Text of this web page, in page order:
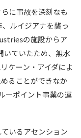
に事故を深刻なも
ルイジアナを襲っ
の施設からア
いていたため、無水
ケーン・アイダによ
ることができなか
ーポイント事業の運
いるアセンション